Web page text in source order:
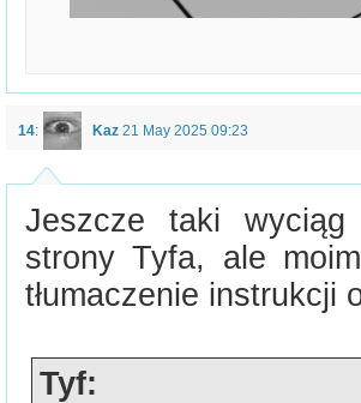
14: Kaz 21 May 2025 09:23
Jeszcze taki
strony Tyfa, ale
tłumaczenie instrukcji
Tyf: